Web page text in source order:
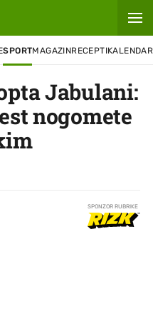
SPORTMAGAZINRECEPTIKALENDAR
Jabulani:
nogomete
SPONZOR RUBRIKE